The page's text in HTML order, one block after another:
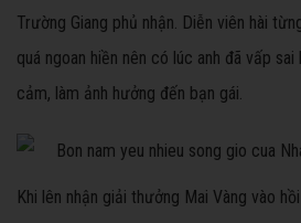
Trường Giang phủ nhận. Diễn viên hài
quá ngoan hiền nên có lúc anh đã vấp
cảm, làm ảnh hưởng đến bạn gái.
Khi lên nhận giải thưởng Mai Vàng vào